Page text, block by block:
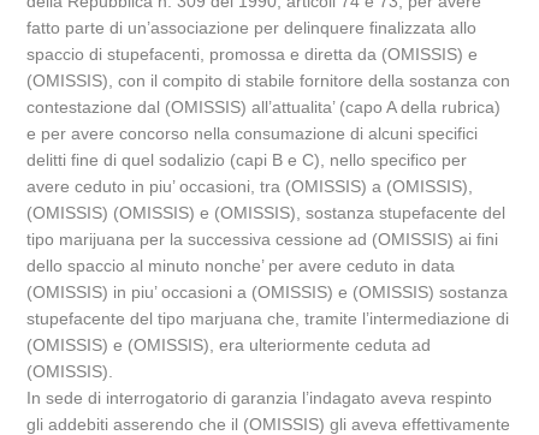
fatto parte di un’associazione per delinquere finalizzata allo
spaccio di stupefacenti, promossa e diretta da (OMISSIS) e
(OMISSIS), con il compito di stabile fornitore della sostanza con
contestazione dal (OMISSIS) all’attualita’ (capo A della rubrica)
e per avere concorso nella consumazione di alcuni specifici
delitti fine di quel sodalizio (capi B e C), nello specifico per
avere ceduto in piu’ occasioni, tra (OMISSIS) a (OMISSIS),
(OMISSIS) (OMISSIS) e (OMISSIS), sostanza stupefacente del
tipo marijuana per la successiva cessione ad (OMISSIS) ai fini
dello spaccio al minuto nonche’ per avere ceduto in data
(OMISSIS) in piu’ occasioni a (OMISSIS) e (OMISSIS) sostanza
stupefacente del tipo marjuana che, tramite l’intermediazione di
(OMISSIS) e (OMISSIS), era ulteriormente ceduta ad
(OMISSIS).
In sede di interrogatorio di garanzia l’indagato aveva respinto
gli addebiti asserendo che il (OMISSIS) gli aveva effettivamente